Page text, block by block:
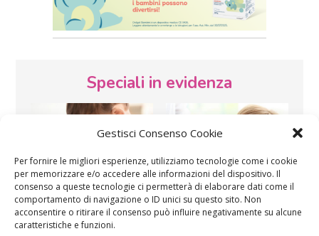
Gestisci Consenso Cookie
Per fornire le migliori esperienze, utilizziamo tecnologie come i cookie
per memorizzare e/o accedere alle informazioni del dispositivo. Il
consenso a queste tecnologie ci permetterà di elaborare dati come il
comportamento di navigazione o ID unici su questo sito. Non
acconsentire o ritirare il consenso può influire negativamente su alcune
caratteristiche e funzioni.
Speciali in evidenza
Vaccini SOS Pediatra